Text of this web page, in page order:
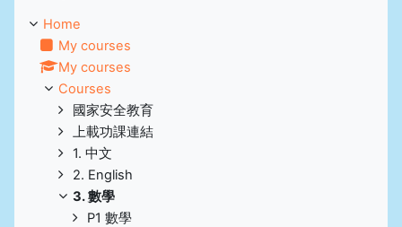
Home
My courses
My courses
Courses
國家安全教育
上載功課連結
1. 中文
2. English
3. 數學
P1 數學